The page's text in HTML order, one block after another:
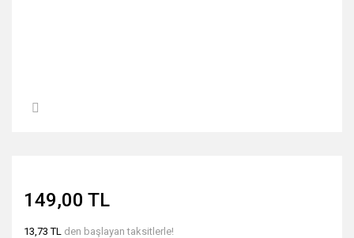
149,00 TL
13,73 TL den başlayan taksitlerle!